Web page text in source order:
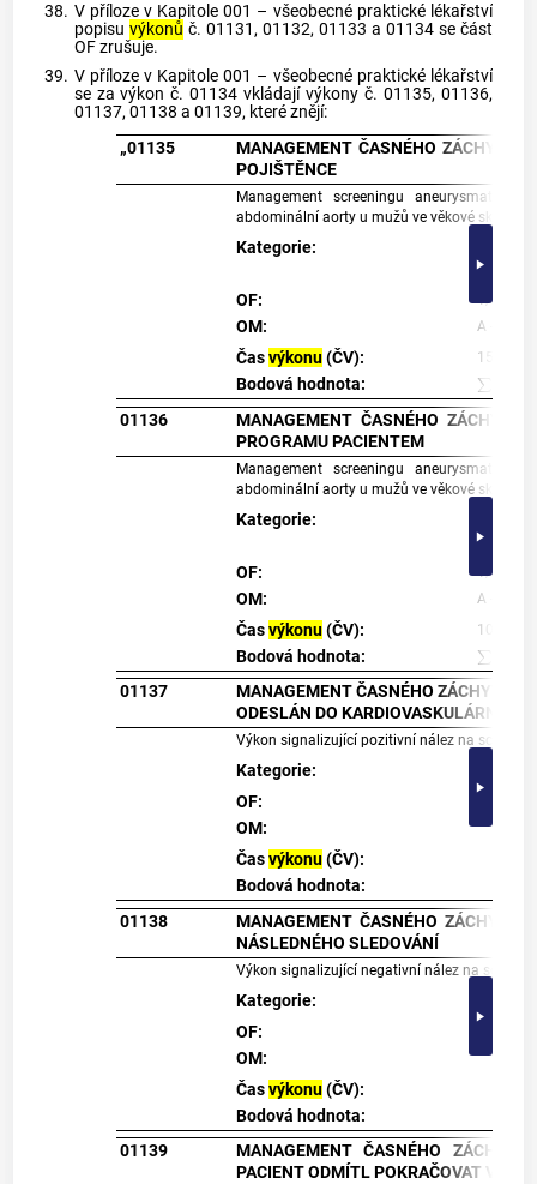
38. V příloze v Kapitole 001 – všeobecné praktické lékařství
popisu výkonů č. 01131, 01132, 01133 a 01134 se část
OF zrušuje.
39. V příloze v Kapitole 001 – všeobecné praktické lékařství
se za výkon č. 01134 vkládají výkony č. 01135, 01136,
01137, 01138 a 01139, které znějí:
„01135
MANAGEMENT ČASNÉHO ZÁCHYTU
POJIŠTĚNCE
Management screeningu aneurysmatu
abdominální aorty u mužů ve věkové skupině
Kategorie:
OF: 1/život
OM: A -
Časvýkonu(ČV): 15
Bodová hodnota: ∑
01136
MANAGEMENT ČASNÉHO
PROGRAMU PACIENTEM
Management screeningu aneurysmatu
abdominální aorty u mužů ve věkové skupině
Kategorie:
OF: 1/život
OM: A -
Časvýkonu(ČV): 10
Bodová hodnota: ∑
01137
MANAGEMENT ČASNÉHO ZÁCHYTU
ODESLÁN DO KARDIOVASKULÁRNÍHO
Výkon signalizující pozitivní nález na
Kategorie:
OF:
OM:
Časvýkonu(ČV):
Bodová hodnota:
01138
MANAGEMENT ČASNÉHO ZÁCHYTU
NÁSLEDNÉHO SLEDOVÁNÍ
Výkon signalizující negativní nález na
Kategorie:
OF:
OM:
Časvýkonu(ČV):
Bodová hodnota:
01139
MANAGEMENT ČASNÉHO
PACIENT ODMÍTL POKRAČOVAT V